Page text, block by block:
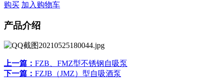
购买 加入购物车
产品介绍
上一篇： FZB、FMZ型不锈钢自吸泵
下一篇： FZJB（JMZ）型自吸酒泵